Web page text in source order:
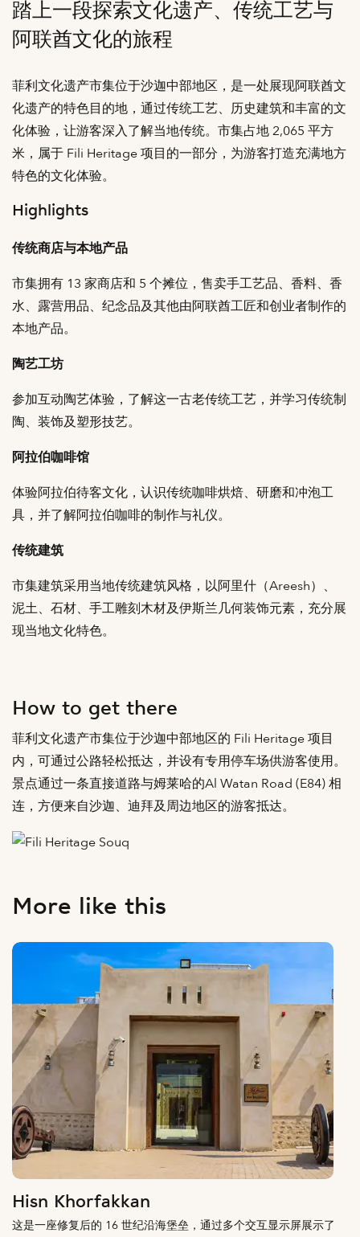
踏上一段探索文化遗产、传统工艺与
阿联酋文化的旅程
菲利文化遗产市集位于沙迦中部地区，是一处展现阿联酋文
化遗产的特色目的地，通过传统工艺、历史建筑和丰富的文
化体验，让游客深入了解当地传统。市集占地 2,065 平方
米，属于 Fili Heritage 项目的一部分，为游客打造充满地方
特色的文化体验。
Highlights
传统商店与本地产品
市集拥有 13 家商店和 5 个摊位，售卖手工艺品、香料、香
水、露营用品、纪念品及其他由阿联酋工匠和创业者制作的
本地产品。
陶艺工坊
参加互动陶艺体验，了解这一古老传统工艺，并学习传统制
陶、装饰及塑形技艺。
阿拉伯咖啡馆
体验阿拉伯待客文化，认识传统咖啡烘焙、研磨和冲泡工
具，并了解阿拉伯咖啡的制作与礼仪。
传统建筑
市集建筑采用当地传统建筑风格，以阿里什（Areesh）、
泥土、石材、手工雕刻木材及伊斯兰几何装饰元素，充分展
现当地文化特色。
How to get there
菲利文化遗产市集位于沙迦中部地区的 Fili Heritage 项目
内，可通过公路轻松抵达，并设有专用停车场供游客使用。
景点通过一条直接道路与姆莱哈的Al Watan Road (E84) 相
连，方便来自沙迦、迪拜及周边地区的游客抵达。
More like this
Hisn Khorfakkan
这是一座修复后的 16 世纪沿海堡垒，通过多个交互显示屏展示了